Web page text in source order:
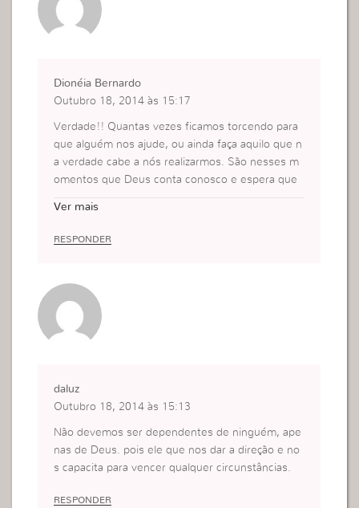
Dionéia Bernardo
Outubro 18, 2014 às 15:17
Verdade!! Quantas vezes ficamos torcendo para
que alguém nos ajude, ou ainda faça aquilo que n
a verdade cabe a nós realizarmos. São nesses m
omentos que Deus conta conosco e espera que
Ver mais
RESPONDER
daluz
Outubro 18, 2014 às 15:13
Não devemos ser dependentes de ninguém, ape
nas de Deus. pois ele que nos dar a direção e no
s capacita para vencer qualquer circunstâncias.
RESPONDER